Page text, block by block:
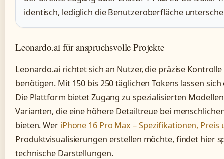
identisch, lediglich die Benutzeroberfläche
Leonardo.ai für anspruchsvolle Projekte
Leonardo.ai richtet sich an Nutzer, die präzise
benötigen. Mit 150 bis 250 täglichen Tokens lassen
Die Plattform bietet Zugang zu spezialisierten
Varianten, die eine höhere Detailtreue bei
bieten. Wer iPhone 16 Pro Max – Spezifikationen, Preis
Produktvisualisierungen erstellen möchte, findet hier
technische Darstellungen.